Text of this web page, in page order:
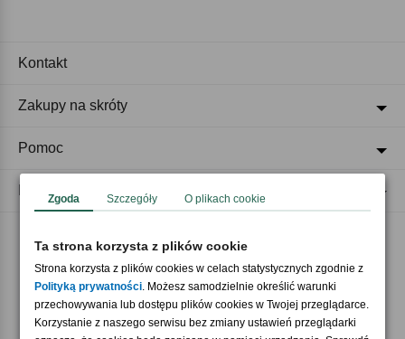
Akceptujemy płatności
Kontakt
Zakupy na skróty
Pomoc
Zgoda Szczegóły O plikach cookie
Ta strona korzysta z plików cookie
Strona korzysta z plików cookies w celach statystycznych zgodnie z
Polityką prywatności. Możesz samodzielnie określić warunki
przechowywania lub dostępu plików cookies w Twojej przeglądarce.
Korzystanie z naszego serwisu bez zmiany ustawień przeglądarki